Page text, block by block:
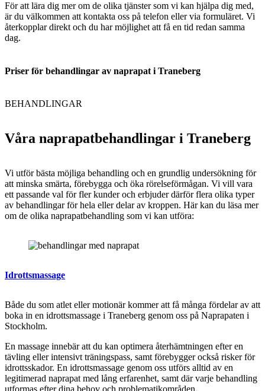
För att lära dig mer om de olika tjänster som vi kan hjälpa dig med,
är du välkommen att kontakta oss på telefon eller via formuläret. Vi
återkopplar direkt och du har möjlighet att få en tid redan samma
dag.
Priser för behandlingar av naprapat i Traneberg
Våra naprapatbehandlingar i Traneberg
Vi utför bästa möjliga behandling och en grundlig undersökning för
att minska smärta, förebygga och öka rörelseförmågan. Vi vill vara
ett passande val för fler kunder och erbjuder därför flera olika typer
av behandlingar för hela eller delar av kroppen. Här kan du läsa mer
om de olika naprapatbehandling som vi kan utföra:
BEHANDLINGAR
Idrottsmassage
Både du som atlet eller motionär kommer att få många fördelar av att
boka in en idrottsmassage i Traneberg genom oss på Naprapaten i
Stockholm.
En massage innebär att du kan optimera återhämtningen efter en
tävling eller intensivt träningspass, samt förebygger också risker för
idrottsskador. En idrottsmassage genom oss utförs alltid av en
legitimerad naprapat med lång erfarenhet, samt där varje behandling
utformas efter dina behov och problematikområden.